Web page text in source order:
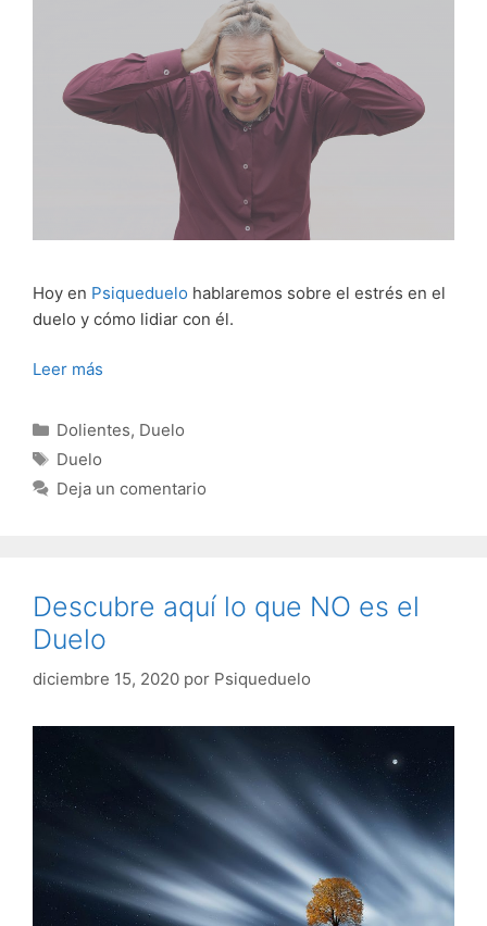
Hoy en Psiqueduelo hablaremos sobre el estrés en el
duelo y cómo lidiar con él.
Leer más
Categorías
Dolientes, Duelo
Etiquetas
Duelo
Deja un comentario
Descubre aquí lo que NO es el
Duelo
diciembre 15, 2020 por Psiqueduelo